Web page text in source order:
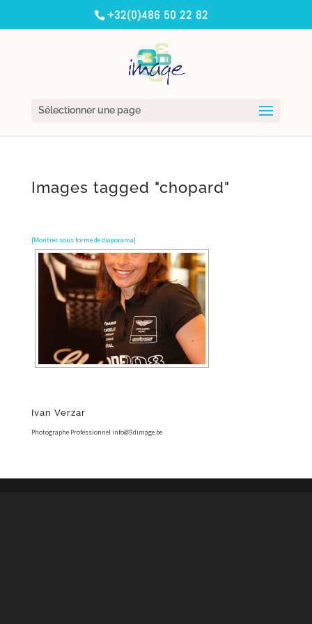
+32(0)486 50 22 82
Sélectionner une page
Images tagged "chopard"
[Montrer sous forme de diaporama]
Ivan Verzar
Photographe Professionnel info@3dimage.be